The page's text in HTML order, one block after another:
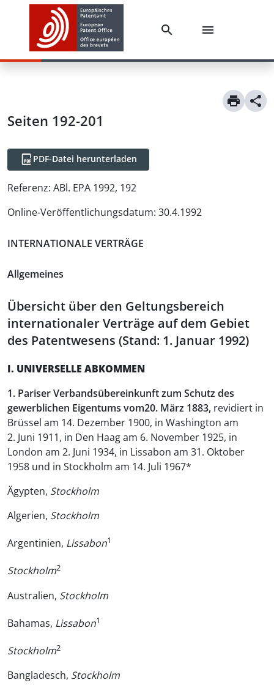
Seiten 192-201
PDF-Datei herunterladen
Referenz: ABl. EPA 1992, 192
Online-Veröffentlichungsdatum: 30.4.1992
INTERNATIONALE VERTRÄGE
Allgemeines
Übersicht über den Geltungsbereich
internationaler Verträge auf dem Gebiet
des Patentwesens (Stand: 1. Januar 1992)
I. UNIVERSELLE ABKOMMEN
1. Pariser Verbandsübereinkunft zum Schutz des
gewerblichen Eigentums vom20. März 1883, revidiert in
Brüssel am 14. Dezember 1900, in Washington am
2. Juni 1911, in Den Haag am 6. November 1925, in
London am 2. Juni 1934, in Lissabon am 31. Oktober
1958 und in Stockholm am 14. Juli 1967*
Ägypten, Stockholm
Algerien, Stockholm
Argentinien, Lissabon1
Stockholm2
Australien, Stockholm
Bahamas, Lissabon1
Stockholm2
Bangladesch, Stockholm